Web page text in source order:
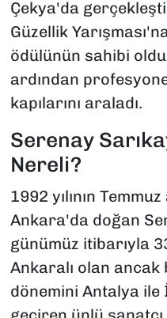
Çekya'da
Güzellik
ödülünün sahibi oldu
ardından
kapılarını araladı.
Serenay
Nereli?
1992 yılının
Ankara'da doğan
günümüz itibarıyla
Ankaralı olan ancak
dönemini Antalya ile